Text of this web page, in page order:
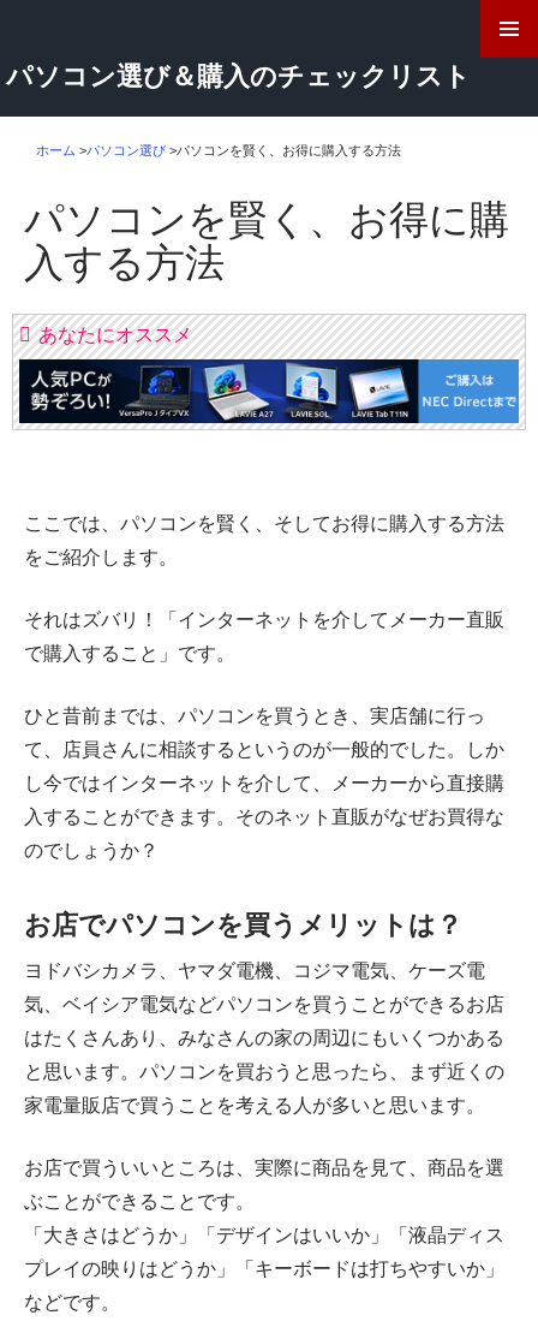
パソコン選び＆購入のチェックリスト
ン
キ
プ
ホーム >パソコン選び >パソコンを賢く、お得に購入する方法
パソコンを賢く、お得に購
入する方法
あなたにオススメ
ここでは、パソコンを賢く、そしてお得に購入する方法
をご紹介します。
それはズバリ！「インターネットを介してメーカー直販
で購入すること」です。
ひと昔前までは、パソコンを買うとき、実店舗に行っ
て、店員さんに相談するというのが一般的でした。しか
し今ではインターネットを介して、メーカーから直接購
入することができます。そのネット直販がなぜお買得な
のでしょうか？
お店でパソコンを買うメリットは？
ヨドバシカメラ、ヤマダ電機、コジマ電気、ケーズ電
気、ベイシア電気などパソコンを買うことができるお店
はたくさんあり、みなさんの家の周辺にもいくつかある
と思います。パソコンを買おうと思ったら、まず近くの
家電量販店で買うことを考える人が多いと思います。
お店で買ういいところは、実際に商品を見て、商品を選
ぶことができることです。
「大きさはどうか」「デザインはいいか」「液晶ディス
プレイの映りはどうか」「キーボードは打ちやすいか」
などです。